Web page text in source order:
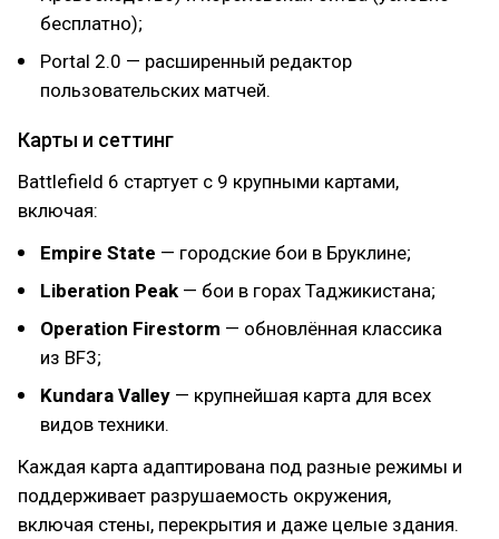
бесплатно);
Portal 2.0 — расширенный редактор
пользовательских матчей.
Карты и сеттинг
Battlefield 6 стартует с 9 крупными картами,
включая:
Empire State — городские бои в Бруклине;
Liberation Peak — бои в горах Таджикистана;
Operation Firestorm — обновлённая классика
из BF3;
Kundara Valley — крупнейшая карта для всех
видов техники.
Каждая карта адаптирована под разные режимы и
поддерживает разрушаемость окружения,
включая стены, перекрытия и даже целые здания.